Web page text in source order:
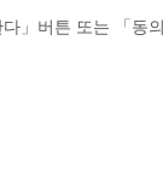
」버튼 또는 「